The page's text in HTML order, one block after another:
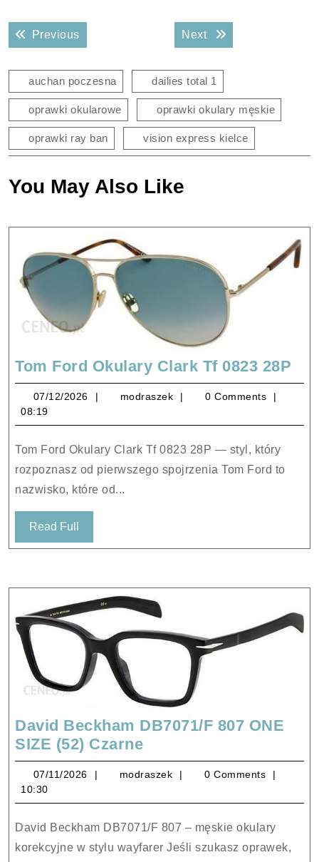
Nawigacja
wpisuPreviousPrevious post: Next Next post:
auchan poczesna dailies total 1
oprawki okularowe oprawki okulary męskie
oprawki ray ban vision express kielce
You May Also Like
Tom Ford Okulary Clark Tf 0823 28P
07/12/2026 07/12/2026
modraszek modraszek
0 Comments
08:19
Tom Ford Okulary Clark Tf 0823 28P — styl, który
rozpoznasz od pierwszego spojrzenia Tom Ford to
nazwisko, które od...
Read Full
Full
David Beckham DB7071/F 807 ONE
SIZE (52) CzarneDavid
Beckham
DB7071/F
807
SIZE
(52)
07/11/2026 07/11/2026
modraszek modraszek
0 Comments
10:30
David Beckham DB7071/F 807 – męskie okulary
korekcyjne w stylu wayfarer Jeśli szukasz oprawek,